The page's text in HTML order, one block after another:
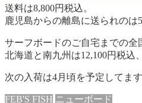
送料は8,800円税込。
鹿児島からの離島に送られのは
サーフボードのご自宅までの全
北海道と南九州は12,100円税込
次の入荷は4月頃を予定してま
FEB'S FISH ニューボード